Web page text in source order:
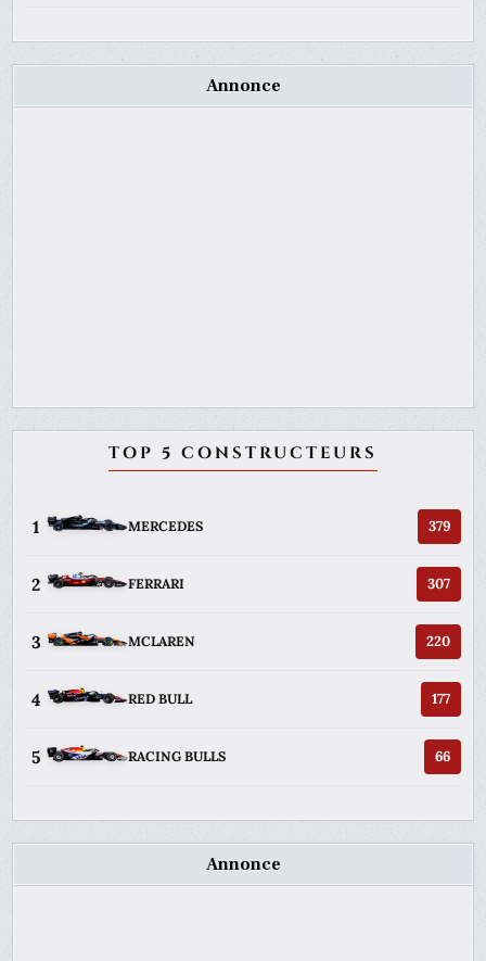
Annonce
TOP 5 CONSTRUCTEURS
1 MERCEDES 379
2 FERRARI 307
3 MCLAREN 220
4 RED BULL 177
5 RACING BULLS 66
Annonce